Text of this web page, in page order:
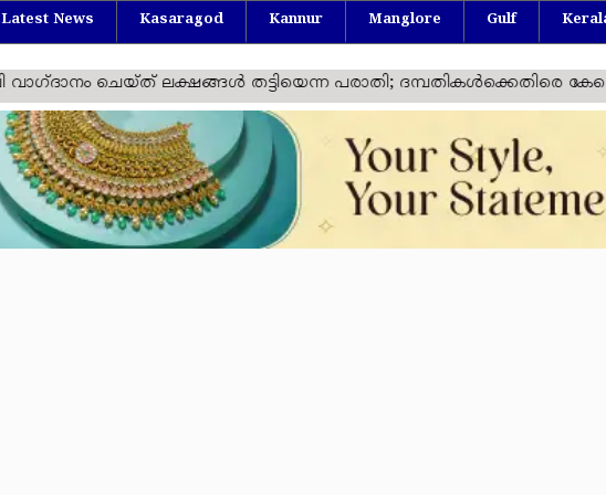
Latest News Kasaragod Kannur Manglore Gulf